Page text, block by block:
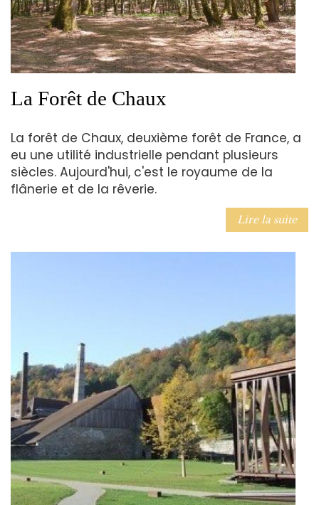
La Forêt de Chaux
La forêt de Chaux, deuxième forêt de France, a
eu une utilité industrielle pendant plusieurs
siècles. Aujourd'hui, c'est le royaume de la
flânerie et de la rêverie.
Lire la suite